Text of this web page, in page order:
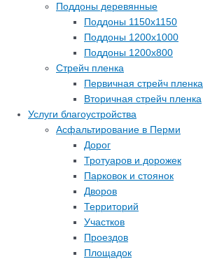
Поддоны деревянные
Поддоны 1150х1150
Поддоны 1200х1000
Поддоны 1200х800
Стрейч пленка
Первичная стрейч пленка
Вторичная стрейч пленка
Услуги благоустройства
Асфальтирование в Перми
Дорог
Тротуаров и дорожек
Парковок и стоянок
Дворов
Территорий
Участков
Проездов
Площадок